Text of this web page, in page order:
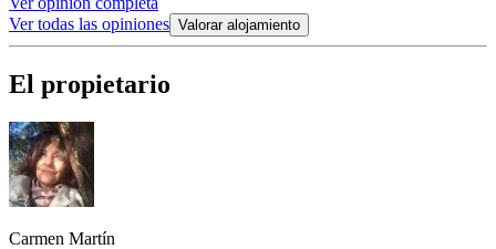
Ver todas las opiniones Valorar alojamiento
El propietario
Carmen Martín